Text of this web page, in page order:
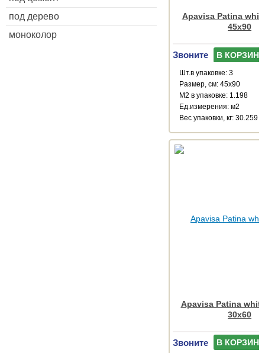
под дерево
моноколор
Apavisa Patina
45x90
Звоните В КОРЗИНУ
Шт.в упаковке: 3
Размер, см: 45x90
М2 в упаковке: 1.198
Ед.измерения: м2
Веc упаковки, кг: 30.259
Apavisa Patina
30x60
Звоните В КОРЗИНУ